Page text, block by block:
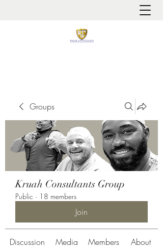
Groups
Kruah Consultants Group
Public · 18 members
Join
Discussion Media Members About